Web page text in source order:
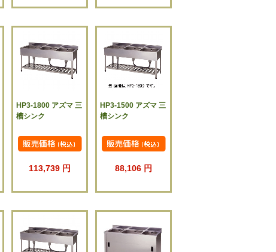
HP3-1800 アズマ 三
槽シンク
113,739 円
HP3-1500 アズマ 三
槽シンク
88,106 円